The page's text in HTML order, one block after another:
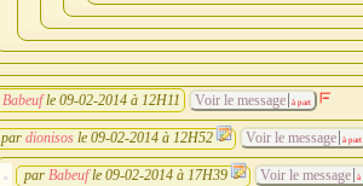
Babeuf le 09-02-2014 à 12H11 Voir le message à part
par dionisos le 09-02-2014 à 12H52 Voir le message à part
par Babeuf le 09-02-2014 à 17H39 Voir le message à